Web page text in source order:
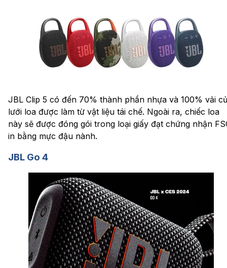
JBL Clip 5 có đến 70% thành phần nhựa và 100% vải
lưới loa được làm từ vật liệu tái chế. Ngoài ra, chiếc loa
này sẽ được đóng gói trong loại giấy đạt chứng nhận
in bằng mực đậu nành.
JBL Go 4